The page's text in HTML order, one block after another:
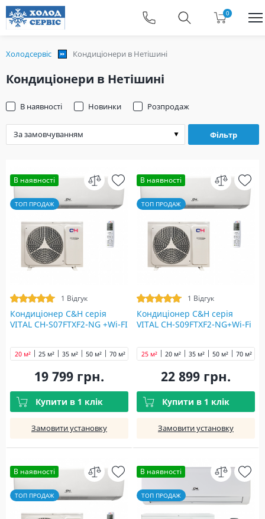
0
Холодсервіс Кондиціонери в Нетішині
Кондиціонери в Нетішині
Фільтр
В наявності Новинки Розпродаж
В наявності
ТОП ПРОДАЖ
1 Відгук
Кондиціонер C&H cерія
VITAL CH-S07FTXF2-NG +Wi-FI
20 м² 25 м² 35 м² 50 м² 70 м²
19 799 грн.
Купити в 1 клік
Замовити установку
В наявності
ТОП ПРОДАЖ
1 Відгук
Кондиціонер C&H cерія
VITAL CH-S09FTXF2-NG+Wi-Fi
20 м²
25 м² 35 м² 50 м² 70 м²
22 899 грн.
Купити в 1 клік
Замовити установку
В наявності
ТОП ПРОДАЖ
В наявності
ТОП ПРОДАЖ